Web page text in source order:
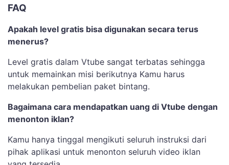
FAQ
Apakah level gratis bisa digunakan secara terus
menerus?
Level gratis dalam Vtube sangat terbatas sehingga
untuk memainkan misi berikutnya Kamu harus
melakukan pembelian paket bintang.
Bagaimana cara mendapatkan uang di Vtube dengan
menonton iklan?
Kamu hanya tinggal mengikuti seluruh instruksi dari
pihak aplikasi untuk menonton seluruh video iklan